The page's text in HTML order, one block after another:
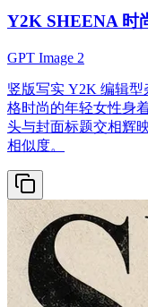
Y2K SHEENA 时
GPT Image 2
竖版写实 Y2K 编辑
格时尚的年轻女性身
头与封面标题交相辉
相似度。